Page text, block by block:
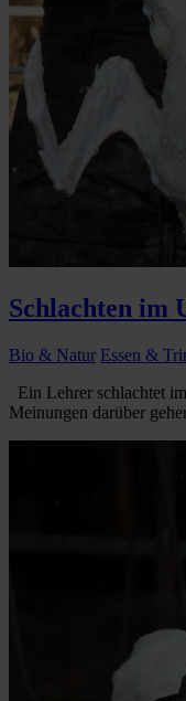
Schlachten im
Bio & Natur Essen &
Ein Lehrer schlachtet
Meinungen darüber